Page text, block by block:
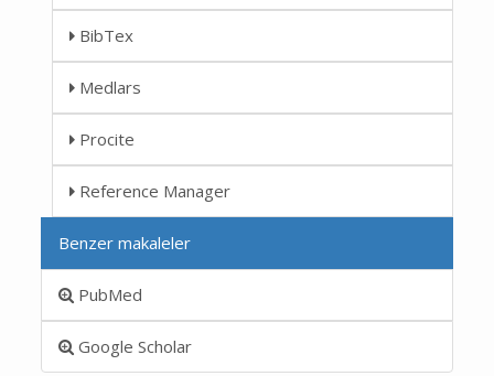
BibTex
Medlars
Procite
Reference Manager
Benzer makaleler
PubMed
Google Scholar